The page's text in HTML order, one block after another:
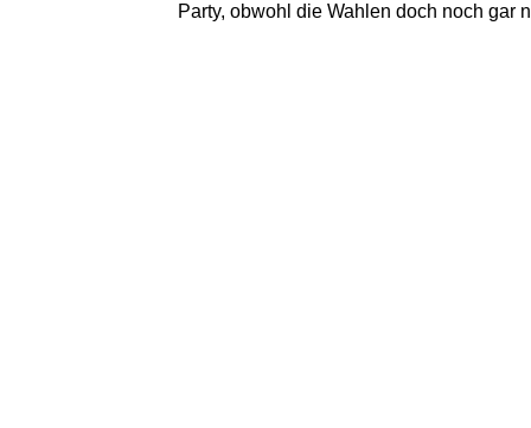
Party, obwohl die Wahlen doch noch